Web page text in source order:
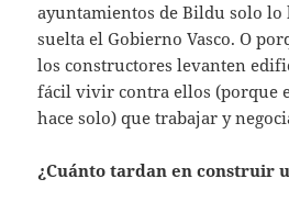
ayuntamientos de Bildu solo lo
suelta el Gobierno Vasco. O
los constructores levanten
fácil vivir contra ellos (porque
hace solo) que trabajar y
¿Cuánto tardan en construir